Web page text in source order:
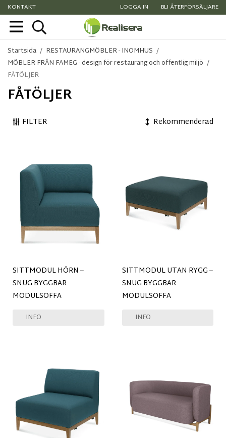
KONTAKT LOGGA IN BLI ÅTERFÖRSÄLJARE
Startsida / RESTAURANGMÖBLER - INOMHUS /
MÖBLER FRÅN FAMEG - design för restaurang och offentlig miljö /
FÅTÖLJER
FÅTÖLJER
FILTER Rekommenderad
SITTMODUL HÖRN –
SNUG BYGGBAR
MODULSOFFA
INFO
SITTMODUL UTAN RYGG –
SNUG BYGGBAR
MODULSOFFA
INFO